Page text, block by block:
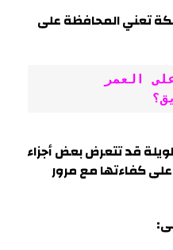
تعني المحافظة على
قد تتعرض بعض أجزاء
كفاءتها مع مرور